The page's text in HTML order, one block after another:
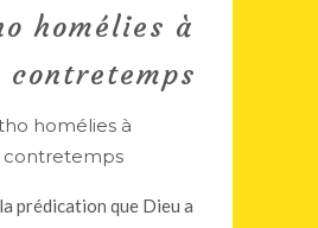
homélies à
prédication que Dieu a